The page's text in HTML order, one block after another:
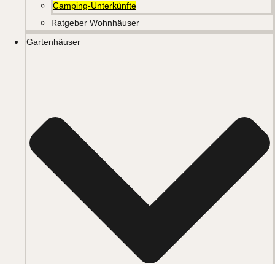
Camping-Unterkünfte
Ratgeber Wohnhäuser
Gartenhäuser